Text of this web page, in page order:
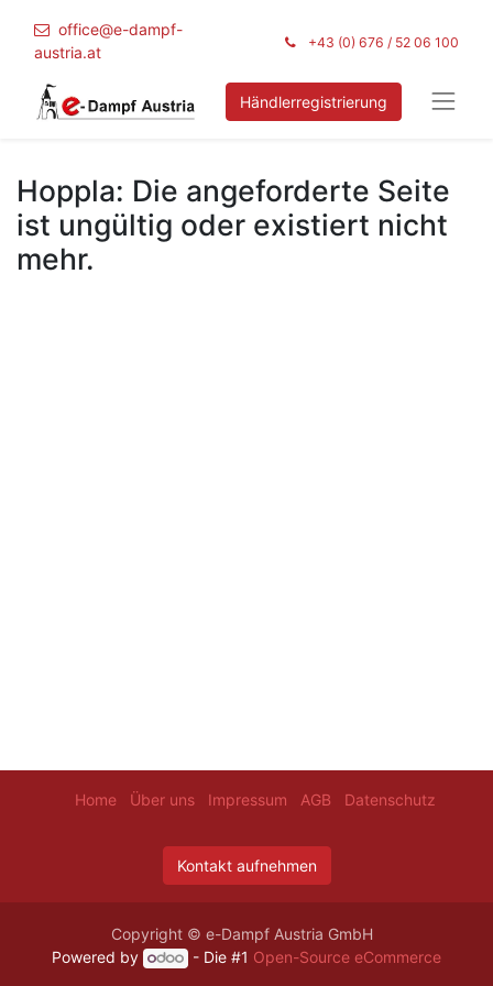
office@e-dampf-
austria.at
+43 (0) 676 / 52 06 100
Händlerregistrierung
Hoppla: Die angeforderte Seite
ist ungültig oder existiert nicht
mehr.
Home Über uns Impressum AGB Datenschutz
Kontakt aufnehmen
Copyright © e-Dampf Austria GmbH
Powered by
- Die #1 Open-Source eCommerce